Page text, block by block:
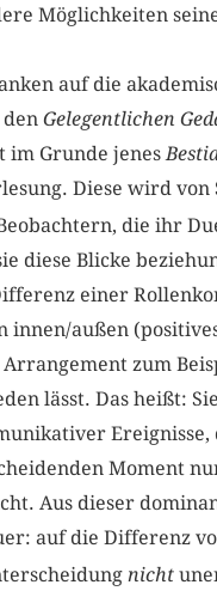
Möglichkeiten
auf die
Gelegentlichen
im Grunde jenes
Diese wird von
die ihr
diese Blicke
einer
innen/außen
zum
lässt. Das heißt:
Ereignisse,
Moment
Aus dieser
auf die Differenz
nicht